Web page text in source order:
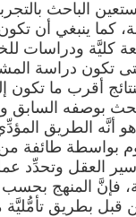
الباحث
كما ينبغي أن
كليَّة ودراسات
تكون دراسة
أقرب ما تكون
بوصفه السابق
هو أنَّه الطريق
بواسطة طائفة من
العقل وتحدِّد
فإنَّ المنهج
بطريق تأمُّليَّة